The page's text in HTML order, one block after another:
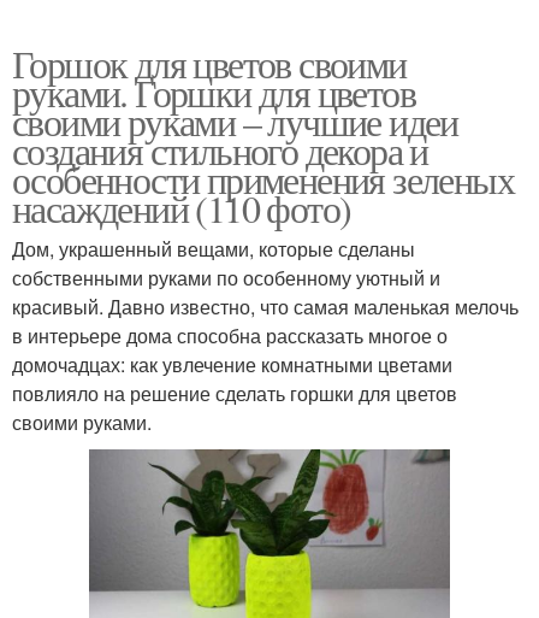
Горшок для цветов своими
руками. Горшки для цветов
своими руками – лучшие идеи
создания стильного декора и
особенности применения зеленых
насаждений (110 фото)
Дом, украшенный вещами, которые сделаны
собственными руками по особенному уютный и
красивый. Давно известно, что самая маленькая мелочь
в интерьере дома способна рассказать многое о
домочадцах: как увлечение комнатными цветами
повлияло на решение сделать горшки для цветов
своими руками.